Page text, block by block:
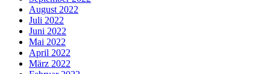
August 2022
Juli 2022
Juni 2022
Mai 2022
April 2022
März 2022